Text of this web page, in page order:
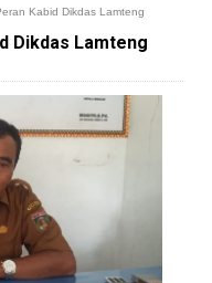
Kabid Dikdas Lamteng
Dikdas Lamteng